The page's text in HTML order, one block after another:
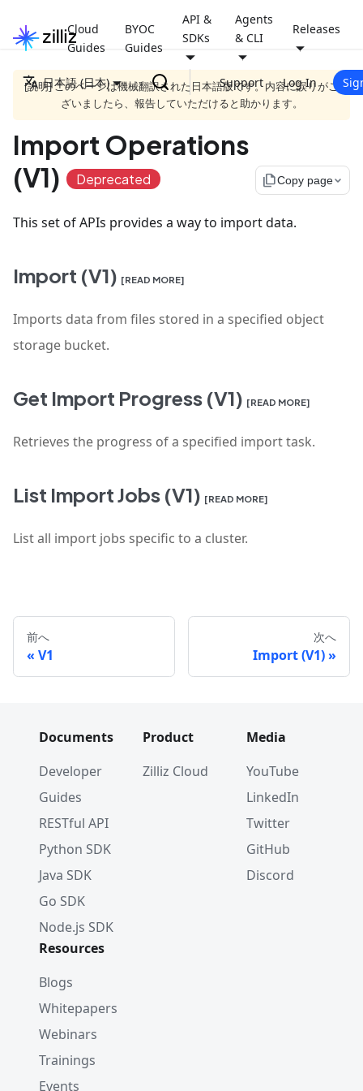
Cloud
Guides
BYOC
Guides
API &
SDKs
Agents
& CLI
Releases
日本語 (日本) Support Log In
[説明] このページは機械翻訳された日本語版です。内容に誤りがご
ざいましたら、報告していただけると助かります。
Import Operations
(V1)
Deprecated file_copyCopy page
This set of APIs provides a way to import data.
Import (V1) [READ MORE]
Imports data from files stored in a specified object
storage bucket.
Get Import Progress (V1) [READ MORE]
Retrieves the progress of a specified import task.
List Import Jobs (V1) [READ MORE]
List all import jobs specific to a cluster.
前へ
V1
次へ
Import (V1)
Documents
Developer
Guides
RESTful API
Python SDK
Java SDK
Go SDK
Node.js SDK
Product
Zilliz Cloud
Media
YouTube
LinkedIn
Twitter
GitHub
Discord
Resources
Blogs
Whitepapers
Webinars
Trainings
Events